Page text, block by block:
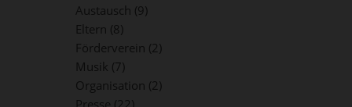
Austausch (9)
Eltern (8)
Förderverein (2)
Musik (7)
Organisation (2)
Presse (22)